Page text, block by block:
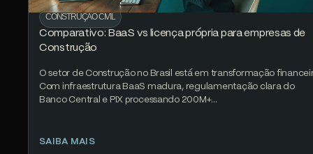
CONSTRUÇÃO CIVIL
Comparativo: BaaS vs licença própria para empresas de
Construção
O setor de Construção no Brasil está em transformação
Com infraestrutura BaaS madura, regulamentação clara do
Banco Central e PIX processando 200M+…
SAIBA MAIS